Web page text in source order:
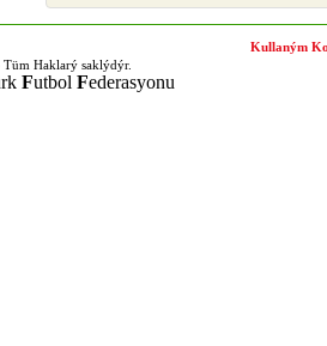
Haklarý saklýdýr.
Futbol Federasyonu
Kullaným